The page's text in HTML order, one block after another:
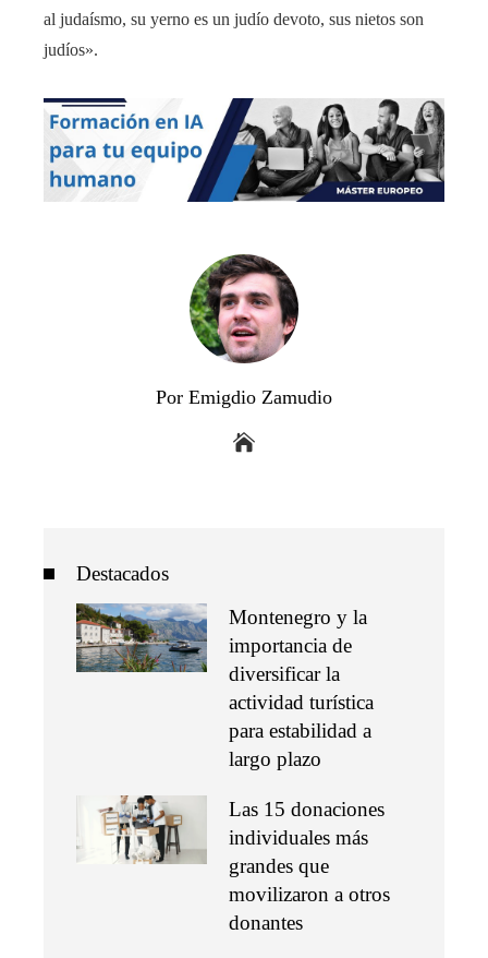
al judaísmo, su yerno es un judío devoto, sus nietos son
judíos».
Por Emigdio Zamudio
Destacados
Montenegro y la
importancia de
diversificar la
actividad turística
para estabilidad a
largo plazo
Las 15 donaciones
individuales más
grandes que
movilizaron a otros
donantes